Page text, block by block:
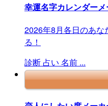
幸運名字カレンダー
2026年8月各日のあ
る！
診断 占い 名前 ...